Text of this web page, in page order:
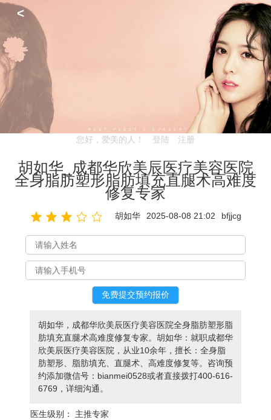
<
您好，爱美的人！ 登陆 注册
胡如华_成都华欣美辰医疗美容医院
全身脂肪塑形脂肪填充直腿术高难度
修复专家
胡如华 2025-08-08 21:02 bfjjcg
胡如华，成都华欣美辰医疗美容医院全身脂肪塑形脂
肪填充直腿术高难度修复专家。胡如华：就职成都华
欣美辰医疗美容医院，从业10余年，擅长：全身脂
肪塑形、脂肪填充、直腿术、高难度修复等。咨询预
约添加微信号：bianmei0528或者直接拨打400-616-
6769，详细沟通。
医生级别：
主推专家